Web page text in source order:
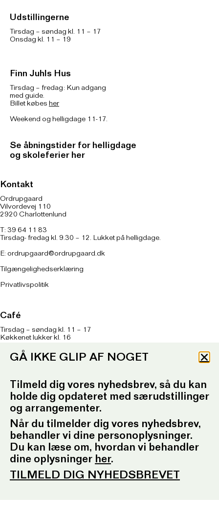
Udstillingerne
Tirsdag – søndag kl. 11 – 17
Onsdag kl. 11 – 19
Finn Juhls Hus
Tirsdag – fredag: Kun adgang
med guide.
Billet købes her
Weekend og helligdage 11-17.
Se åbningstider for helligdage
og skoleferier her
Kontakt
Ordrupgaard
Vilvordevej 110
2920 Charlottenlund
T: 39 64 11 83
Tirsdag- fredag kl. 9.30 – 12. Lukket på helligdage.
E: ordrupgaard@ordrupgaard.dk
Tilgængelighedserklæring
Privatlivspolitik
Café
Tirsdag – søndag kl. 11 – 17
Køkkenet lukker kl. 16
Onsdag kl. 11 – 21
Køkkenet lukker kl. 20
T: 93 96 99 61
Telefontid: Tirsdag – fredag
kl. 10.30-12.30 og kl. 16.30-17.30
ordrupgaard.mondrups@outlook.dk
Presserum
Pressemeddelelser
Pressebilleder
GÅ IKKE GLIP AF NOGET
Tilmeld dig vores nyhedsbrev, så du kan
holde dig opdateret med særudstillinger
og arrangementer.
Når du tilmelder dig vores nyhedsbrev,
behandler vi dine personoplysninger.
Du kan læse om, hvordan vi behandler
dine oplysninger her.
TILMELD DIG NYHEDSBREVET